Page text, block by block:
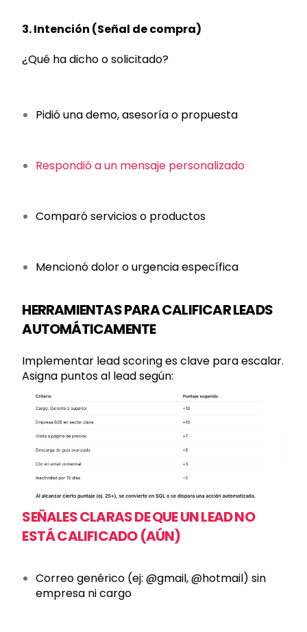
3. Intención (Señal de compra)
¿Qué ha dicho o solicitado?
Pidió una demo, asesoría o propuesta
Respondió a un mensaje personalizado
Comparó servicios o productos
Mencionó dolor o urgencia específica
HERRAMIENTAS PARA CALIFICAR LEADS
AUTOMÁTICAMENTE
Implementar lead scoring es clave para escalar.
Asigna puntos al lead según:
SEÑALES CLARAS DE QUE UN LEAD NO
ESTÁ CALIFICADO (AÚN)
Correo genérico (ej: @gmail, @hotmail) sin
empresa ni cargo